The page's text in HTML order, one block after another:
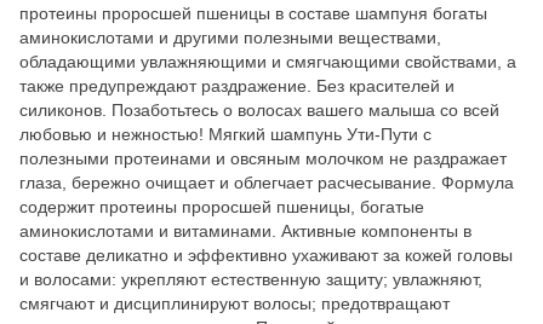
протеины проросшей пшеницы в составе шампуня богаты
аминокислотами и другими полезными веществами,
обладающими увлажняющими и смягчающими свойствами, а
также предупреждают раздражение. Без красителей и
силиконов. Позаботьтесь о волосах вашего малыша со всей
любовью и нежностью! Мягкий шампунь Ути-Пути с
полезными протеинами и овсяным молочком не раздражает
глаза, бережно очищает и облегчает расчесывание. Формула
содержит протеины проросшей пшеницы, богатые
аминокислотами и витаминами. Активные компоненты в
составе деликатно и эффективно ухаживают за кожей головы
и волосами: укрепляют естественную защиту; увлажняют,
смягчают и дисциплинируют волосы; предотвращают